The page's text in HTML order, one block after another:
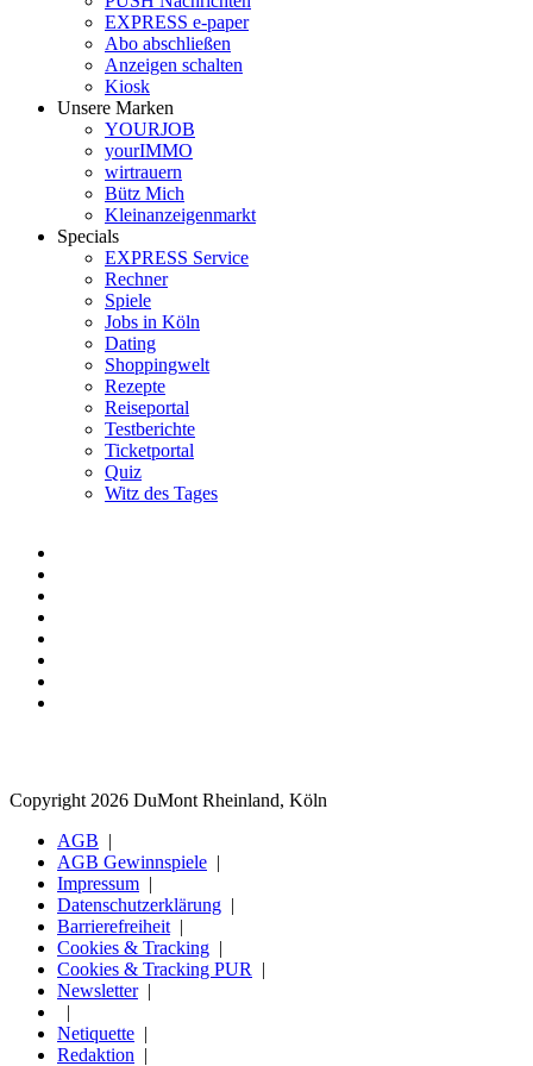
EXPRESS e-paper
Abo abschließen
Anzeigen schalten
Kiosk
Unsere Marken
YOURJOB
yourIMMO
wirtrauern
Bütz Mich
Kleinanzeigenmarkt
Specials
EXPRESS Service
Rechner
Spiele
Jobs in Köln
Dating
Shoppingwelt
Rezepte
Reiseportal
Testberichte
Ticketportal
Quiz
Witz des Tages
Copyright 2026 DuMont Rheinland, Köln
AGB
AGB Gewinnspiele
Impressum
Datenschutzerklärung
Barrierefreiheit
Cookies & Tracking
Cookies & Tracking PUR
Newsletter
Netiquette
Redaktion